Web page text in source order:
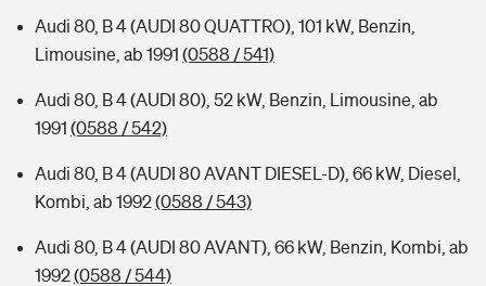
Audi 80, B 4 (AUDI 80 QUATTRO), 101 kW, Benzin,
Limousine, ab 1991 (0588 / 541)
Audi 80, B 4 (AUDI 80), 52 kW, Benzin, Limousine, ab
1991 (0588 / 542)
Audi 80, B 4 (AUDI 80 AVANT DIESEL-D), 66 kW, Diesel,
Kombi, ab 1992(0588 / 543)
Audi 80, B 4 (AUDI 80 AVANT), 66 kW, Benzin, Kombi, ab
1992(0588 / 544)